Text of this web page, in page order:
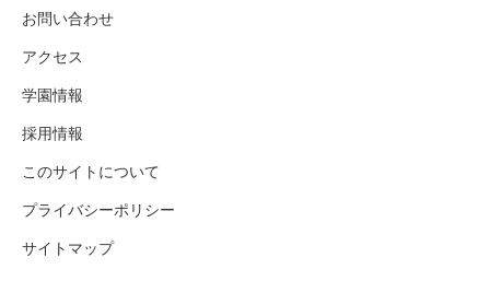
お問い合わせ
アクセス
学園情報
採用情報
このサイトについて
プライバシーポリシー
サイトマップ